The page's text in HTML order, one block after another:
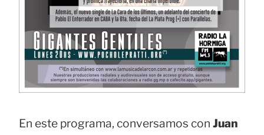
En este programa, conversamos con Juan